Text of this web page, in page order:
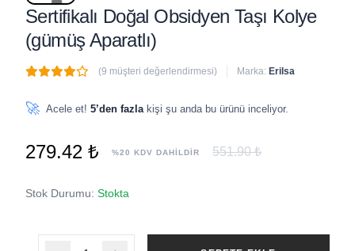
Sertifikalı Doğal Obsidyen Taşı Kolye
(gümüş Aparatlı)
(9 müşteri değerlendirmesi) Marka: Erilsa
🚀 Acele et! 5’den fazla kişi şu anda bu ürünü inceliyor.
279.42 ₺ %20 KDV DAHİLDİR 551.90 ₺
Stok Durumu: Stokta